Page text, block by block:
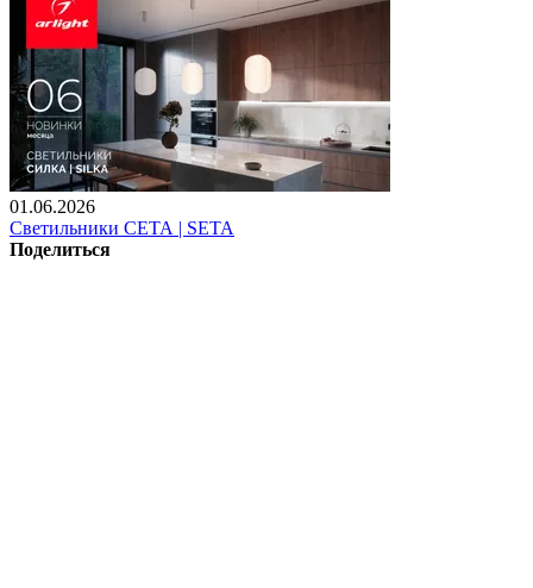
01.06.2026
Светильники СЕТА | SETA
Поделиться